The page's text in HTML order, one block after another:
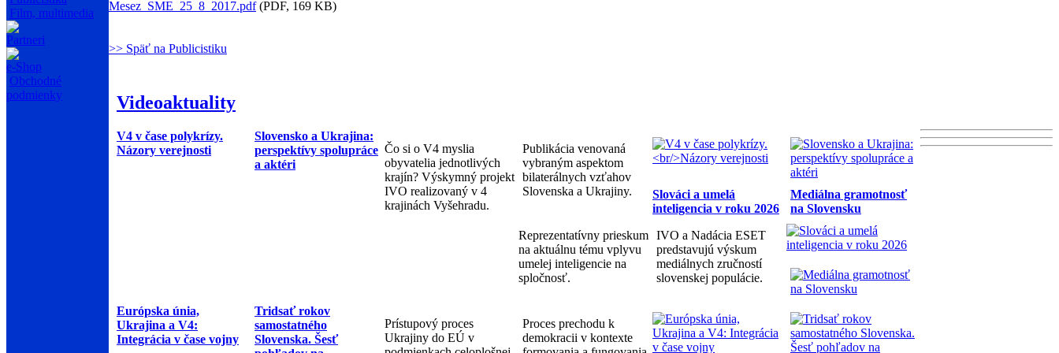
Film, multimedia
Partneri
e-Shop
Obchodné
podmienky
Mesez_SME_25_8_2017.pdf(PDF, 169 KB)
>> Späť na Publicistiku
Videoaktuality
V4 v čase polykrízy.
Názory verejnosti
Slovensko a Ukrajina:
perspektívy spolupráce
a aktéri
Čo si o V4 myslia
obyvatelia jednotlivých
krajín? Výskymný projekt
IVO realizovaný v 4
krajinách Vyšehradu.
Publikácia venovaná
vybraným aspektom
bilaterálnych vzťahov
Slovenska a Ukrajiny.
Slováci a umelá
inteligencia v roku 2026
Mediálna gramotnosť
na Slovensku
Reprezentatívny prieskum
na aktuálnu tému vplyvu
umelej inteligencie na
spločnosť.
IVO a Nadácia ESET
predstavujú výskum
mediálnych zručností
slovenskej populácie.
Európska únia,
Ukrajina a V4:
Integrácia v čase vojny
Tridsať rokov
samostatného
Slovenska. Šesť
Prístupový proces
Ukrajiny do EÚ v
Proces prechodu k
demokracii v kontexte